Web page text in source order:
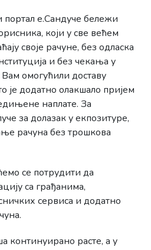
е.Сандуче бележи
који у све већем
своје рачуне, без одласка
и без чекања у
омогућили доставу
је додатно олакшало пријем
наплате. За
за долазак у екпозитуре,
рачуна без трошкова
се потрудити да
са грађанима,
сервиса и додатно
континуирано расте, а у